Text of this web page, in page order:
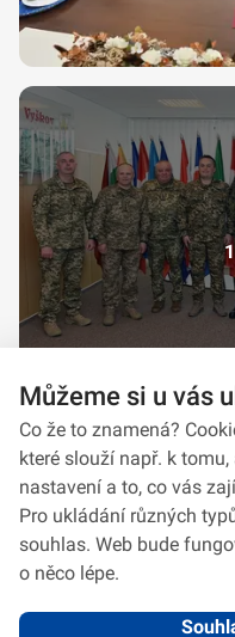
Můžeme si u vás
Co že to znamená?
které slouží např. k
nastavení a to, co vás
Pro ukládání různých
souhlas. Web bude
o něco lépe.